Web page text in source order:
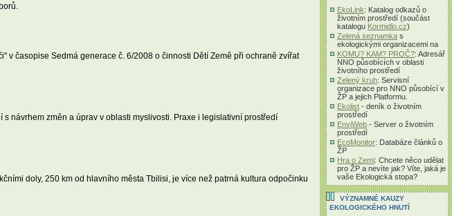
v časopise Sedmá generace č. 6/2008 o činnosti Dětí Země při ochraně zvířat
návrhem změn a úprav v oblasti myslivosti. Praxe i legislativní prostředí
doly, 250 km od hlavního města Tbilisi, je více než patrná kultura odpočinku
EkoLink: Katalog odkazů o
životním prostředí (součást
katalogu Kormidlo.cz)
Zelená seznamka s
ekologickými organizacemi na
KOMU? KAM? PROČ?: Adresář
NNO působících v oblasti
životního prostředí
Zelený kruh: Servisní
organizace pro NNO působící v
ŽP a jejich Platformu.
Ekolist - deník o životním
prostředí
EnviWeb - Server o životním
prostředí
EcoMonitor: Databáze článků o
ŽP
Hra o Zemi: Chcete něco udělat
pro ŽP a nevíte jak? Víte, jaká je
vaše Ekologická stopa?
VÝZNAMNÉ KAUZY
EKOLOGICKÉHO HNUTÍ